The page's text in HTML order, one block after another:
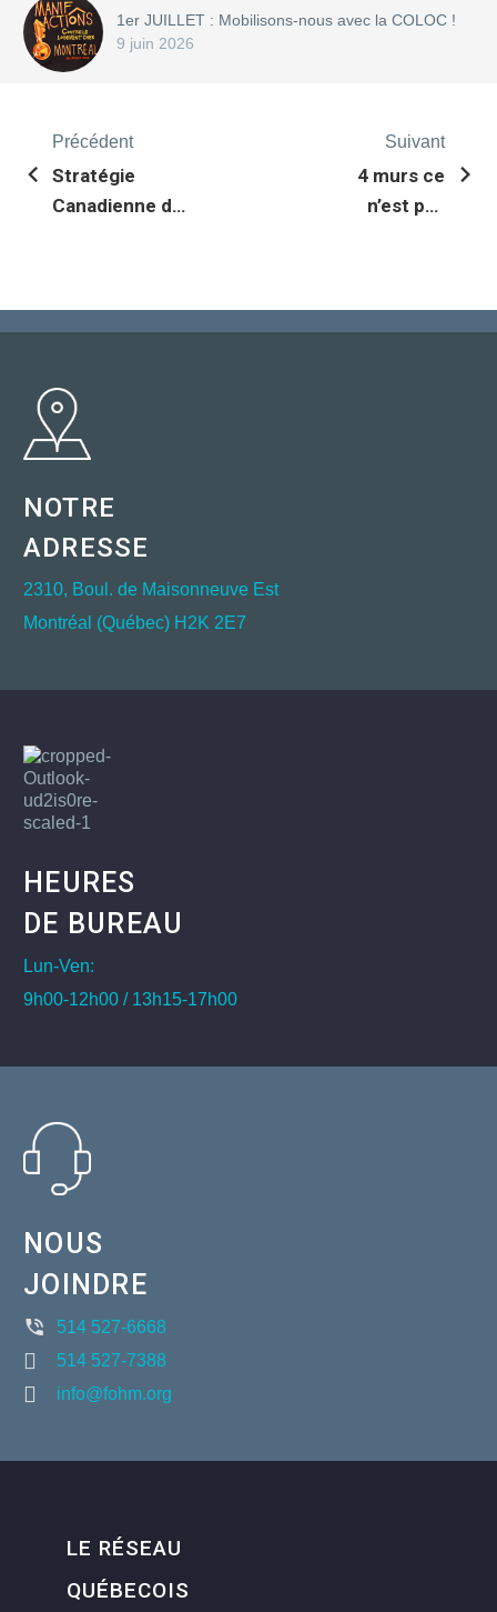
1er JUILLET : Mobilisons-nous avec la COLOC !
9 juin 2026
Précédent
Stratégie
Canadienne du
Suivant
4 murs ce
n’est pas
NOTRE
ADRESSE
2310, Boul. de Maisonneuve Est
Montréal (Québec) H2K 2E7
HEURES
DE BUREAU
Lun-Ven:
9h00-12h00 / 13h15-17h00
NOUS
JOINDRE
514 527-6668
514 527-7388
info@fohm.org
LE RÉSEAU
QUÉBECOIS